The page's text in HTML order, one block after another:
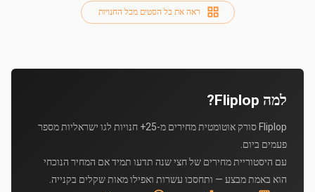
ראה את כל הסטים מכל החנויות
למה Fliplop?
Fliplop סורק אוטומטית מחירים מ-25+ חנויות לגו ישראליות מספר
פעמים ביום.
עם היסטוריית מחירים של חצי שנה תדעו תמיד אם המחיר הנוכחי
הוא באמת מבצע — ותחסכו עשרות ואפילו מאות שקלים בקנייה.